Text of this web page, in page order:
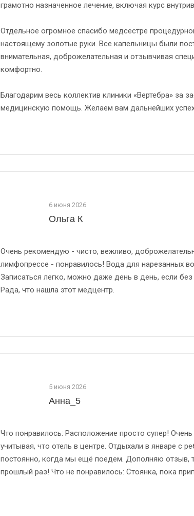
грамотно назначенное лечение, включая курс
Отдельное огромное спасибо медсестре
настоящему золотые руки. Все капельницы были
внимательная, доброжелательная и отзывчивая
комфортно.
Благодарим весь коллектив клиники «Вертебра» за
медицинскую помощь. Желаем вам дальнейших
6 июня 2026
Ольга К
Очень рекомендую - чисто, вежливо,
лимфопрессе - понравилось! Вода для нарезанных
Записаться легко, можно даже день в день, если
Рада, что нашла этот медцентр.
5 июня 2026
Анна_5
Что понравилось: Расположение просто супер!
учитывая, что отель в центре. Отдыхали в январе с
постоянно, когда мы ещё поедем. Дополняю отзыв,
прошлый раз! Что не понравилось: Стоянка, пока